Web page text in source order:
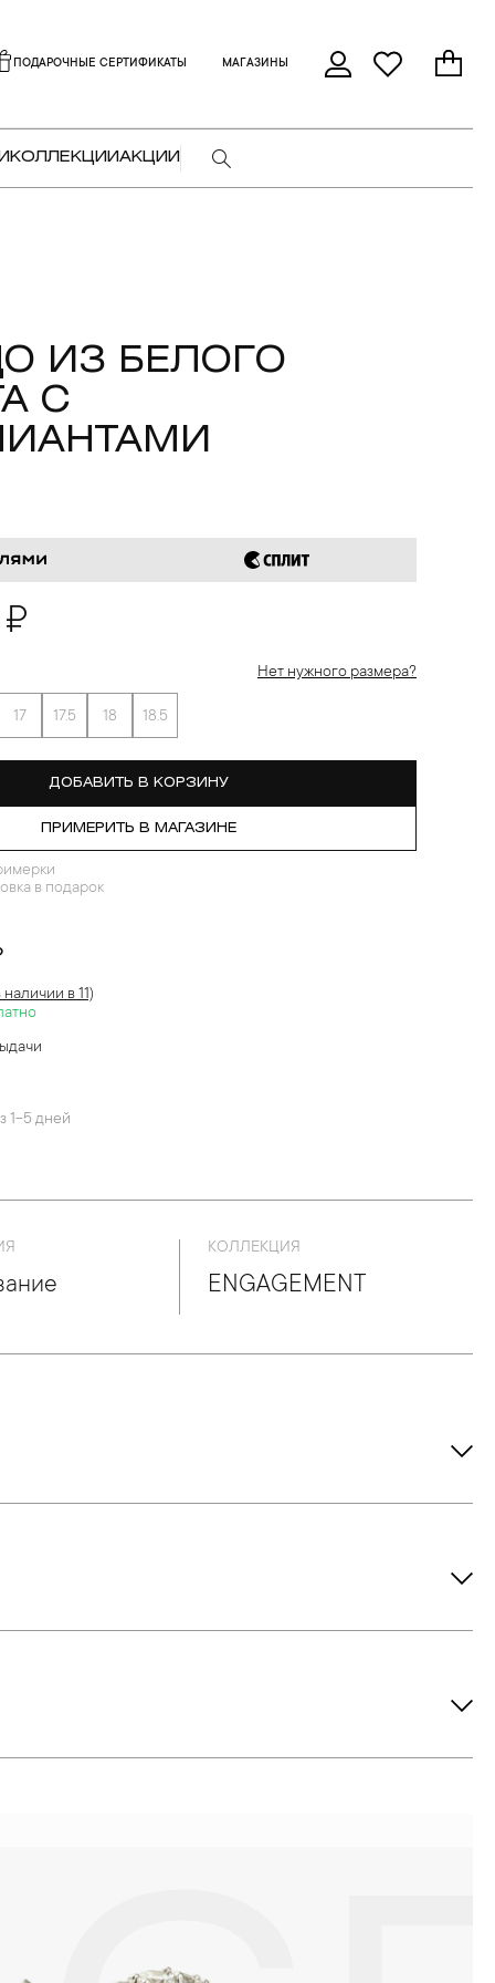
ПОДАРОЧНЫЕ СЕРТИФИКАТЫ МАГАЗИНЫ
КОЛЛЕКЦИИАКЦИИ
ИЗ БЕЛОГО
С
Нет нужного размера?
17 17.5 18 18.5
ДОБАВИТЬ В КОРЗИНУ
ПРИМЕРИТЬ В МАГАЗИНЕ
в подарок
наличии в 11)
1-5 дней
КОЛЛЕКЦИЯ
ENGAGEMENT